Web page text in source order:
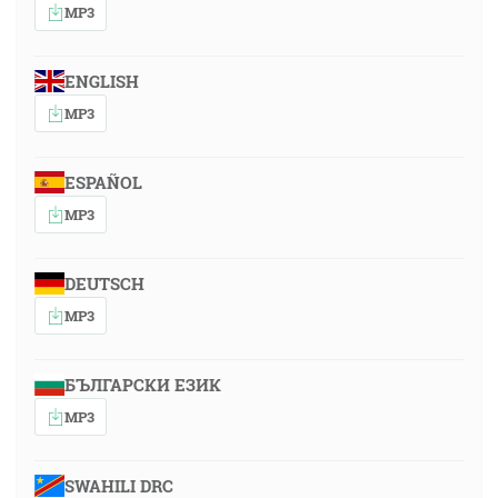
MP3
ENGLISH
MP3
ESPAÑOL
MP3
DEUTSCH
MP3
БЪЛГАРСКИ ЕЗИК
MP3
SWAHILI DRC